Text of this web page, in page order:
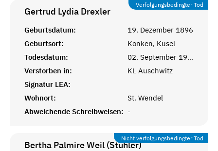
Verfolgungsbedingter Tod
Gertrud Lydia Drexler
Geburtsdatum:
19. Dezember 1896
Geburtsort:
Konken, Kusel
Todesdatum:
02. September 1942
Verstorben in:
KL Auschwitz
Signatur LEA:
Wohnort:
St. Wendel
Abweichende Schreibweisen: -
Nicht verfolgungsbedingter Tod
Bertha Palmire Weil (Stühler)